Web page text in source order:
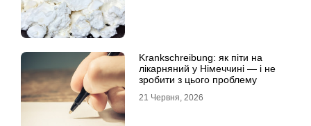
Krankschreibung: як піти на
лікарняний у Німеччині — і не
зробити з цього проблему
21 Червня, 2026